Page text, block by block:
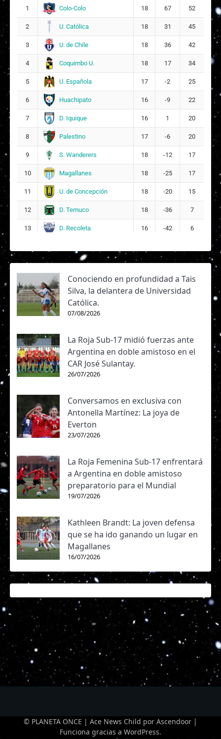
F Florencia Ignacia Aliaga Toro
71 E Emely Constanza Fredes Maldonado
E Ema Cano Frías
A Antonia Trinidad Guerrero Stange
73
1 Colo-Colo 18 67 52
2 U. Católica 18 31 45
3 U. de Chile 18 36 42
4 Coquimbo U. 18 17 34
5 U. Española 17 -2 25
6 Huachipato 16 -9 22
7 D. Iquique 16 1 20
8 Palestino 17 -6 20
9 S. Wanderers 18 -12 17
10 Magallanes 18 -25 17
11 U. de Concepción 18 -20 15
12 D. Temuco 18 -36 7
13 D. Recoleta 16 -42 6
Conociendo en profundidad a Tais
Silva, la delantera de Universidad
Católica.
07/08/2026
La Roja Sub-17 midió fuerzas ante
Argentina en doble amistoso en el
CAR José Sulantay.
26/07/2026
Conversamos en exclusiva con
Antonella Martínez: La joya de
Everton
23/07/2026
La Roja Femenina Sub-17 enfrentará
a Argentina en doble amistoso
preparatorio para el Mundial
19/07/2026
Kathleen Brandt: La joven defensa
que se ha ido ganando un lugar en
Magallanes
16/07/2026
© PLANETA ONCE | Ace News Child por Ascendoor |
Funciona gracias a WordPress.